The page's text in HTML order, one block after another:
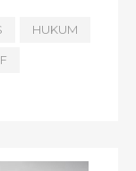
HUKUM